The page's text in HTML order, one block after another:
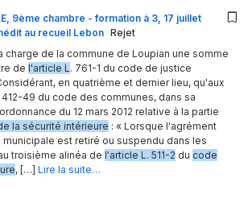
9ème chambre - formation à 3, 17 juillet
au recueil Lebon Rejet
charge de la commune de Loupian une somme
de l'article L. 761-1 du code de justice
en quatrième et dernier lieu, qu'aux
412-49 du code des communes, dans sa
du 12 mars 2012 relative à la partie
la sécurité intérieure : « Lorsque l'agrément
est retiré ou suspendu dans les
troisième alinéa de l'article L. 511-2 du code
, […] Lire la suite…